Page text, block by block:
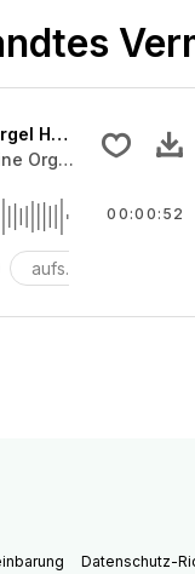
Hochzeitsmusik
Orgel-
aufstrebend
00:00:52
Datenschutz-